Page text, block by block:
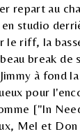
repart au
studio
le riff, la
break
à fond
pour
["In
Mel et Don